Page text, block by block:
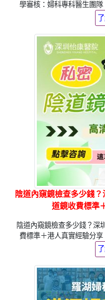
學審核：婦科專科醫生團
陰道內窺鏡檢查多少錢
道鏡收費標準
陰道內窺鏡檢查多少錢？深
費標準＋港人真實經驗分享